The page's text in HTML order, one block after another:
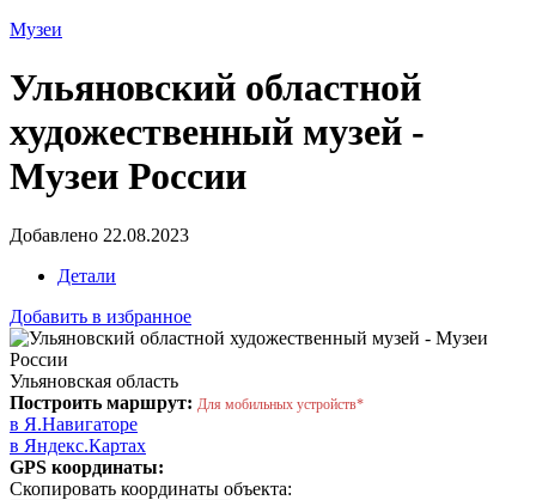
Музеи
Ульяновский областной
художественный музей -
Музеи России
Добавлено 22.08.2023
Детали
Добавить в избранное
Ульяновская область
Построить маршрут: Для мобильных устройств*
в Я.Навигаторе
в Яндекс.Картах
GPS координаты:
Скопировать координаты объекта: